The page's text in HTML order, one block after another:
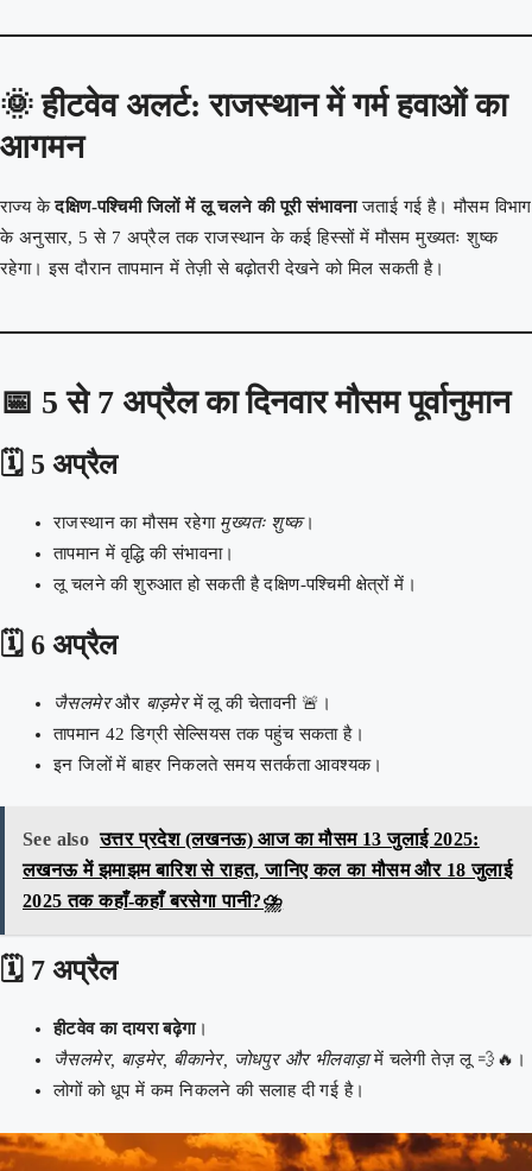
🌞हीटवेव अलर्ट: राजस्थान में गर्म हवाओं का
आगमन
राज्य केदक्षिण-पश्चिमी जिलों में लू चलने की पूरी संभावनाजताई गई है। मौसम विभाग
के अनुसार, 5 से 7 अप्रैल तक राजस्थान के कई हिस्सों में मौसम मुख्यतः शुष्क
रहेगा। इस दौरान तापमान में तेज़ी से बढ़ोतरी देखने को मिल सकती है।
📅 5 से 7 अप्रैल का दिनवार मौसम पूर्वानुमान
🗓️ 5 अप्रैल
राजस्थान का मौसम रहेगा मुख्यतः शुष्क।
तापमान में वृद्धि की संभावना।
लू चलने की शुरुआत हो सकती है दक्षिण-पश्चिमी क्षेत्रों में।
🗓️ 6 अप्रैल
जैसलमेरऔर बाड़मेरमें लू की चेतावनी 🚨।
तापमान 42 डिग्री सेल्सियस तक पहुंच सकता है।
इन जिलों में बाहर निकलते समय सतर्कता आवश्यक।
See also उत्तर प्रदेश (लखनऊ) आज का मौसम 13 जुलाई 2025:
लखनऊ में झमाझम बारिश से राहत, जानिए कल का मौसम और 18 जुलाई
2025 तक कहाँ-कहाँ बरसेगा पानी?⛈️
🗓️ 7 अप्रैल
हीटवेव का दायरा बढ़ेगा।
जैसलमेर, बाड़मेर, बीकानेर, जोधपुर और भीलवाड़ामें चलेगी तेज़ लू 💨🔥।
लोगों को धूप में कम निकलने की सलाह दी गई है।